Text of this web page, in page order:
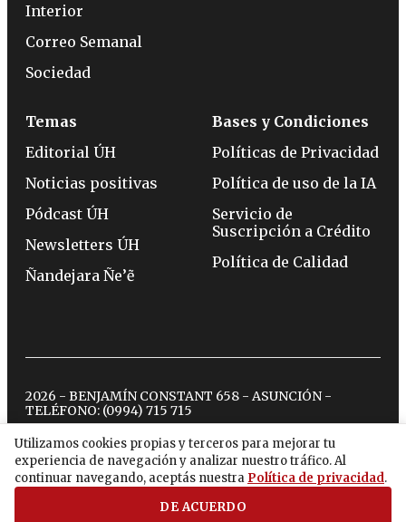
Utilizamos cookies propias y terceros para mejorar tu
experiencia de navegación y analizar nuestro tráfico. Al
continuar navegando, aceptás nuestra Política de privacidad.
DE ACUERDO
Interior
Correo Semanal
Sociedad
Temas
Editorial ÚH
Noticias positivas
Pódcast ÚH
Newsletters ÚH
Ñandejara Ñe’ẽ
Bases y Condiciones
Políticas de Privacidad
Política de uso de la IA
Servicio de
Suscripción a Crédito
Política de Calidad
2026 - BENJAMÍN CONSTANT 658 - ASUNCIÓN -
TELÉFONO: (0994) 715 715
twitterinstagram
facebook
tiktokyoutubespotify